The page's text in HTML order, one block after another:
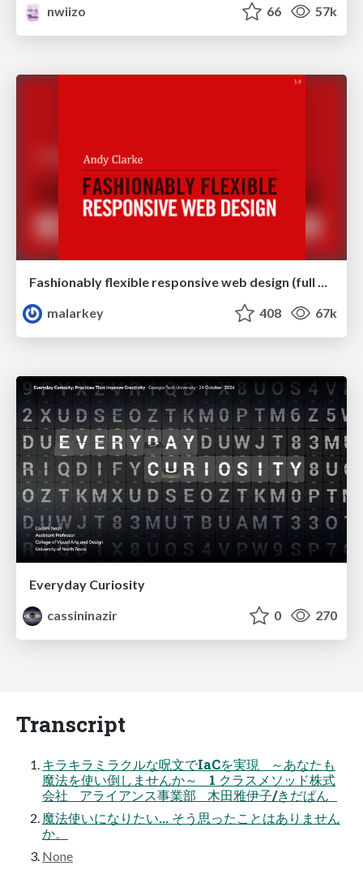
nwiizo
66 57k
Fashionably flexible responsive web design (full day workshop)
malarkey
408 67k
Everyday Curiosity
cassininazir
0 270
Transcript
キラキラミラクルな呪文でIaCを実現 ～あなたも
魔法を使い倒しませんか～ 1 クラスメソッド株式
会社 アライアンス事業部 木田雅伊子/きだぱん
魔法使いになりたい... そう思ったことはありません
か。
None